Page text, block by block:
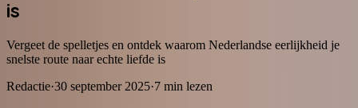
is
Vergeet de spelletjes en ontdek waarom Nederlandse eerlijkheid je
snelste route naar echte liefde is
Redactie·30 september 2025·7 min lezen